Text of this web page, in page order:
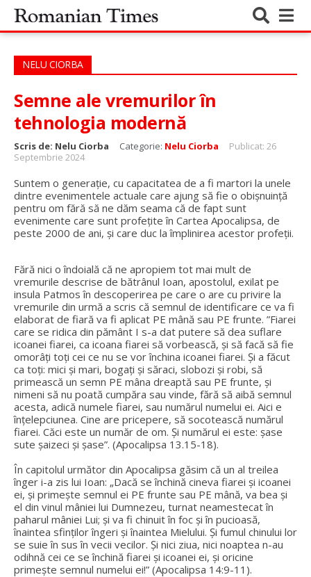
NELU CIORBA
Semne ale vremurilor în
tehnologia modernă
Scris de: Nelu Ciorba Categorie: Nelu Ciorba
Publicat: 26
Septembrie 2024
Suntem o generație, cu capacitatea de a fi martori la unele
dintre evenimentele actuale care ajung să fie o obișnuință
pentru om fără să ne dăm seama că de fapt sunt
evenimente care sunt profețite în Cartea Apocalipsa, de
peste 2000 de ani, și care duc la împlinirea acestor profeții.
Fără nici o îndoială că ne apropiem tot mai mult de
vremurile descrise de bătrânul Ioan, apostolul, exilat pe
insula Patmos în descoperirea pe care o are cu privire la
vremurile din urmă a scris că semnul de identificare ce va fi
elaborat de fiară va fi aplicat PE mână sau PE frunte. ”Fiarei
care se ridica din pământ I s-a dat putere să dea suflare
icoanei fiarei, ca icoana fiarei să vorbească, și să facă să fie
omorâți toți cei ce nu se vor închina icoanei fiarei. Și a făcut
ca toți: mici și mari, bogați și săraci, slobozi și robi, să
primească un semn PE mâna dreaptă sau PE frunte, și
nimeni să nu poată cumpăra sau vinde, fără să aibă semnul
acesta, adică numele fiarei, sau numărul numelui ei. Aici e
înțelepciunea. Cine are pricepere, să socotească numărul
fiarei. Căci este un număr de om. Și numărul ei este: șase
sute șaizeci și șase”. (Apocalipsa 13.15-18).
În capitolul următor din Apocalipsa găsim că un al treilea
înger i-a zis lui Ioan: „Dacă se închină cineva fiarei și icoanei
ei, și primește semnul ei PE frunte sau PE mână, va bea și
el din vinul mâniei lui Dumnezeu, turnat neamestecat în
paharul mâniei Lui; și va fi chinuit în foc și în pucioasă,
înaintea sfinților îngeri și înaintea Mielului. Și fumul chinului lor
se suie în sus în vecii vecilor. Și nici ziua, nici noaptea n-au
odihnă cei ce se închină fiarei și icoanei ei, și oricine
primește semnul numelui ei!” (Apocalipsa 14:9-11).